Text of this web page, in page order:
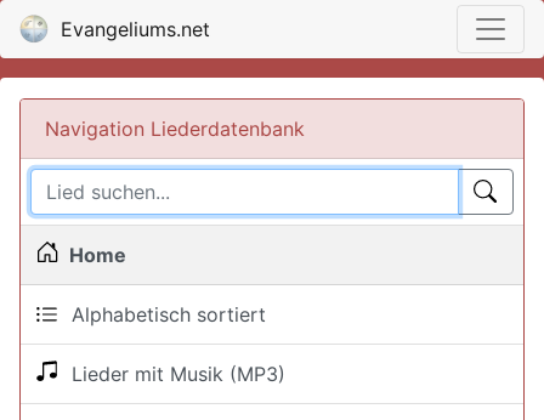
Evangeliums.net
Navigation Liederdatenbank
Home
Alphabetisch sortiert
Lieder mit Musik (MP3)